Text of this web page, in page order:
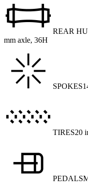
REAR
mm axle, 36H
SPOKES
TIRES20
PEDALS